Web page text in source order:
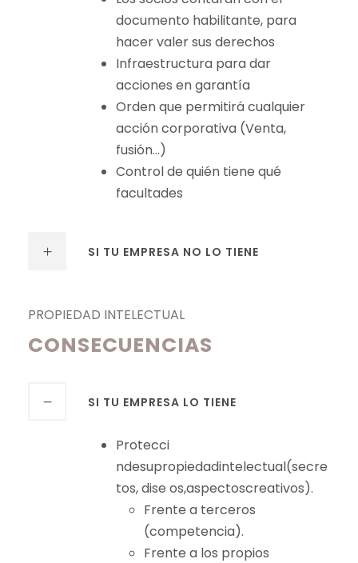
documento habilitante, para
hacer valer sus derechos
Infraestructura para dar
acciones en garantía
Orden que permitirá cualquier
acción corporativa (Venta,
fusión…)
Control de quién tiene qué
facultades
SI TU EMPRESA NO LO TIENE
PROPIEDAD INTELECTUAL
CONSECUENCIAS
SI TU EMPRESA LO TIENE
Protecci
ndesupropiedadintelectual(secre
tos, dise os,aspectoscreativos).
Frente a terceros
(competencia).
Frente a los propios